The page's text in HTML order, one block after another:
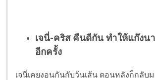
เจนี่-คริส คืนดีกัน ทำให้แก๊งน
อีกครั้ง
เจนี่เคยงอนกันกับว้นเส้น ตอนหลังก็กลับ